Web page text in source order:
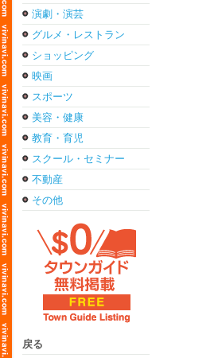
演劇・演芸
グルメ・レストラン
ショッピング
映画
スポーツ
美容・健康
教育・育児
スクール・セミナー
不動産
その他
戻る